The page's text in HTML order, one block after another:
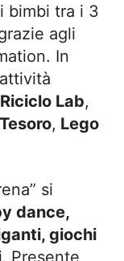
bimbi tra i 3
agli
In
Riciclo Lab,
, Lego
si
dance,
giochi